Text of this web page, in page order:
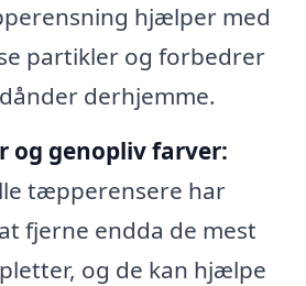
hjælper med
partikler og forbedrer
derhjemme.
og genopliv farver:
tæpperensere har
fjerne endda de mest
og de kan hjælpe